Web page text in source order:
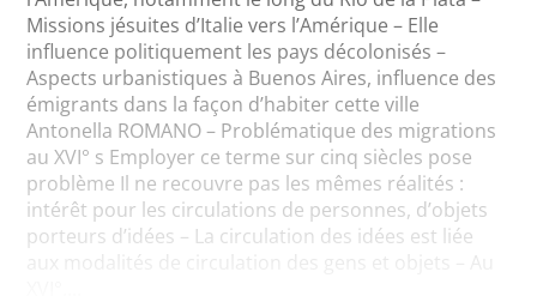
Missions jésuites d’Italie vers l’Amérique – Elle
influence politiquement les pays décolonisés –
Aspects urbanistiques à Buenos Aires, influence des
émigrants dans la façon d’habiter cette ville
Antonella ROMANO – Problématique des migrations
au XVI° s Employer ce terme sur cinq siècles pose
problème Il ne recouvre pas les mêmes réalités :
intérêt pour les circulations de personnes, d’objets
porteurs d’idées – La circulation des idées est liée